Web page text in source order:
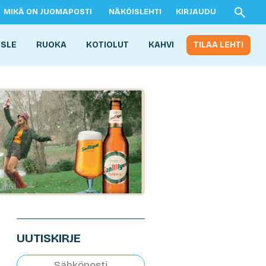
MIKÄ ON JUOMAPOSTI NÄKÖISLEHTI KIRJAUDU
RUOKA KOTIOLUT KAHVI TILAA LEHTI
UUTISKIRJE